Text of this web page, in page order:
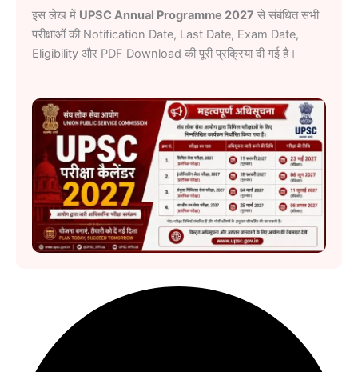
इस लेख में UPSC Annual Programme 2027 से संबंधित सभी
परीक्षाओं की Notification Date, Last Date, Exam Date,
Eligibility और PDF Download की पूरी प्रक्रिया दी गई है।